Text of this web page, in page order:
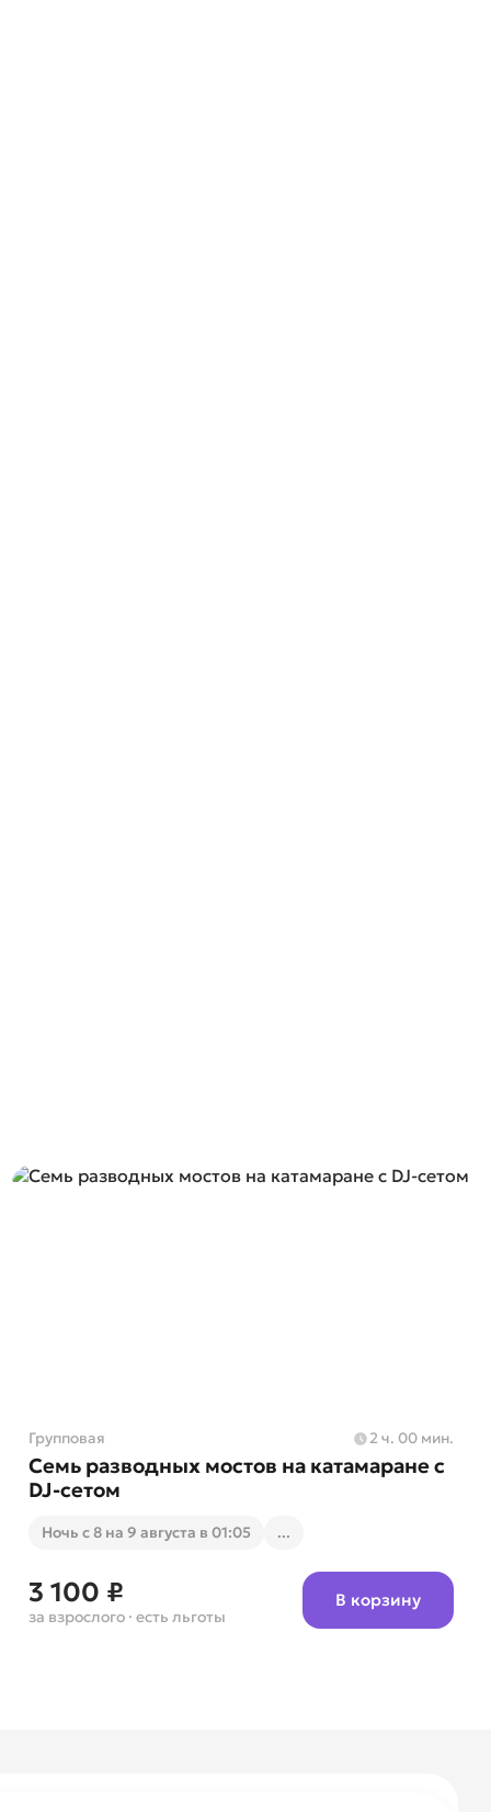
Групповая 2 ч. 00 мин.
Семь разводных мостов на катамаране с
DJ-сетом
Ночь с 8 на 9 августа в 01:05 ...
3 100 ₽
за взрослого · есть льготы
В корзину